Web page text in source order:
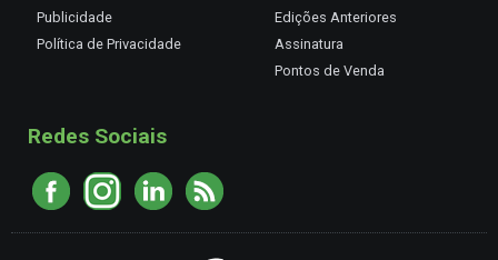
Publicidade
Política de Privacidade
Edições Anteriores
Assinatura
Pontos de Venda
Redes Sociais